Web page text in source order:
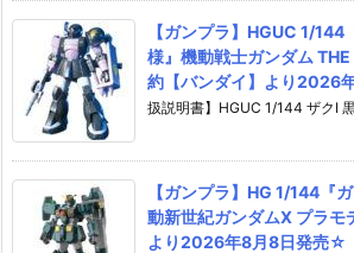
【ガンプラ】HGUC 1/
様』機動戦士ガンダム
約【バンダイ】より2026
扱説明書】HGUC 1/144 ザクI
【ガンプラ】HG 1/144『
動新世紀ガンダムX プラモ
より2026年8月8日発売☆